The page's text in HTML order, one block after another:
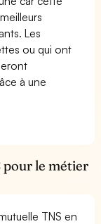
Les
ou qui ont
à une
pour le métier
TNS en